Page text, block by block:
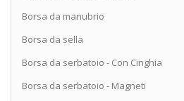
Borsa da manubrio
Borsa da sella
Borsa da serbatoio - Con Cinghia
Borsa da serbatoio - Magneti